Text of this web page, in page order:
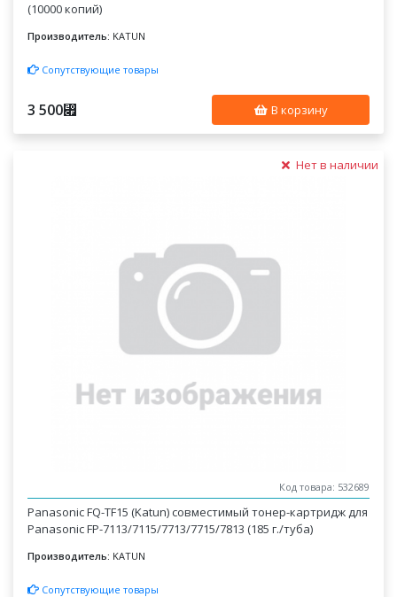
(10000 копий)
Производитель: KATUN
Сопутствующие товары
3 500⃏ В корзину
Нет в наличии
Код товара: 532689
Panasonic FQ-TF15 (Katun) совместимый тонер-картридж для
Panasonic FP-7113/7115/7713/7715/7813 (185 г./туба)
Производитель: KATUN
Сопутствующие товары